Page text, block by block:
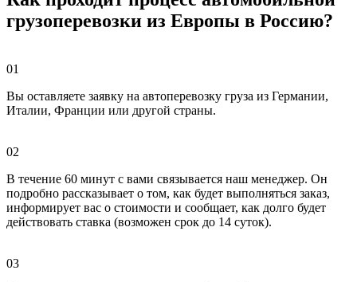
грузоперевозки из Европы в Россию?
01
Вы оставляете заявку на автоперевозку груза из Германии,
Италии, Франции или другой страны.
02
В течение 60 минут с вами связывается наш менеджер. Он
подробно рассказывает о том, как будет выполняться заказ,
информирует вас о стоимости и сообщает, как долго будет
действовать ставка (возможен срок до 14 суток).
03